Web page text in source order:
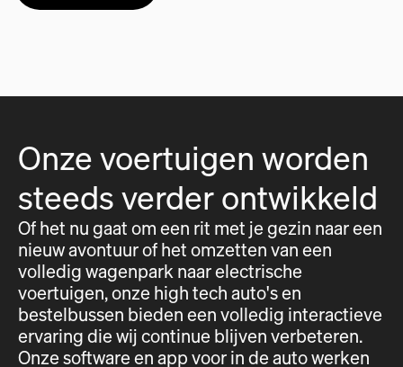
Onze voertuigen worden
steeds verder ontwikkeld
Of het nu gaat om een rit met je gezin naar een
nieuw avontuur of het omzetten van een
volledig wagenpark naar electrische
voertuigen, onze high tech auto's en
bestelbussen bieden een volledig interactieve
ervaring die wij continue blijven verbeteren.
Onze software en app voor in de auto werken